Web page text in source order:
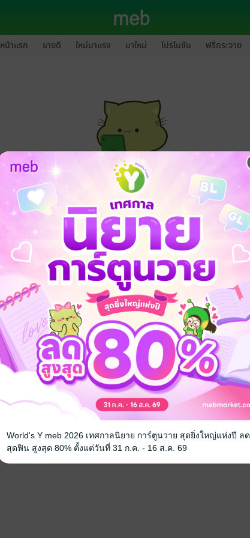
หน้าแรก ขายดี ใหม่มาแรง มาใหม่ โปรโมชัน ฟรีกระจาย
กรุณาเข้าสู่ระบบก่อนดำเนินรายการด้วยค่ะ
ล็อกอินเข้าระบบ
World's Y meb 2026 เทศกาลนิยาย การ์ตูนวาย สุดยิ่งใหญ่แห่งปี ลด
สุดฟิน สูงสุด 80% ตั้งแต่วันที่ 31 ก.ค. - 16 ส.ค. 69